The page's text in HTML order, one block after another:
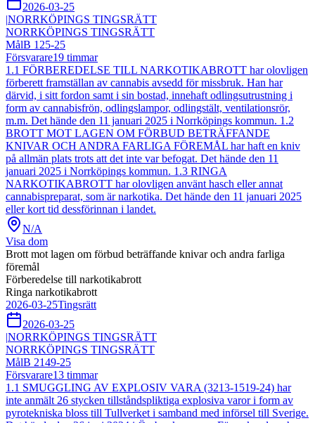
2026-03-25
|NORRKÖPINGS TINGSRÄTT
NORRKÖPINGS TINGSRÄTT
MålB 125-25
Försvarare19 timmar
1.1 FÖRBEREDELSE TILL NARKOTIKABROTT har olovligen
förberett framställan av cannabis avsedd för missbruk. Han har
därvid, i sitt fordon samt i sin bostad, innehaft odlingsutrustning i
form av cannabisfrön, odlingslampor, odlingstält, ventilationsrör,
m.m. Det hände den 11 januari 2025 i Norrköpings kommun. 1.2
BROTT MOT LAGEN OM FÖRBUD BETRÄFFANDE
KNIVAR OCH ANDRA FARLIGA FÖREMÅL har haft en kniv
på allmän plats trots att det inte var befogat. Det hände den 11
januari 2025 i Norrköpings kommun. 1.3 RINGA
NARKOTIKABROTT har olovligen använt hasch eller annat
cannabispreparat, som är narkotika. Det hände den 11 januari 2025
eller kort tid dessförinnan i landet.
N/A
Visa dom
Brott mot lagen om förbud beträffande knivar och andra farliga
föremål
Förberedelse till narkotikabrott
Ringa narkotikabrott
2026-03-25Tingsrätt
2026-03-25
|NORRKÖPINGS TINGSRÄTT
NORRKÖPINGS TINGSRÄTT
MålB 2149-25
Försvarare13 timmar
1.1 SMUGGLING AV EXPLOSIV VARA (3213-1519-24) har
inte anmält 26 stycken tillståndspliktiga explosiva varor i form av
pyrotekniska bloss till Tullverket i samband med införsel till Sverige.